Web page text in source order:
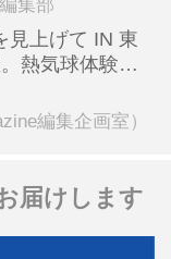
集部
見上げて IN 東
熱気球体験搭
編集企画室）
届けします